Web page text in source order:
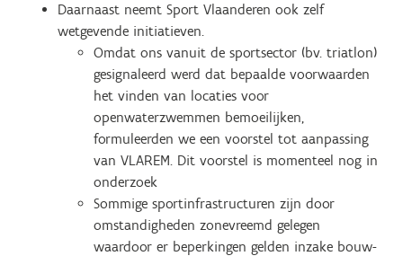
Daarnaast neemt Sport Vlaanderen ook zelf
wetgevende initiatieven.
Omdat ons vanuit de sportsector (bv. triatlon)
gesignaleerd werd dat bepaalde voorwaarden
het vinden van locaties voor
openwaterzwemmen bemoeilijken,
formuleerden we een voorstel tot aanpassing
van VLAREM. Dit voorstel is momenteel nog in
onderzoek
Sommige sportinfrastructuren zijn door
omstandigheden zonevreemd gelegen
waardoor er beperkingen gelden inzake bouw-